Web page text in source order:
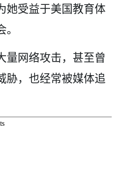
她受益于美国教育体
量网络攻击，甚至曾
胁，也经常被媒体追